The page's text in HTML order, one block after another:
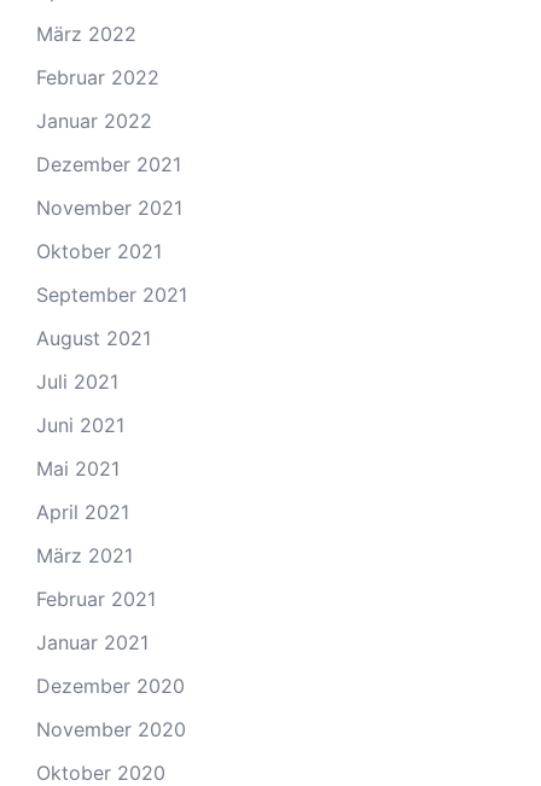
März 2022
Februar 2022
Januar 2022
Dezember 2021
November 2021
Oktober 2021
September 2021
August 2021
Juli 2021
Juni 2021
Mai 2021
April 2021
März 2021
Februar 2021
Januar 2021
Dezember 2020
November 2020
Oktober 2020